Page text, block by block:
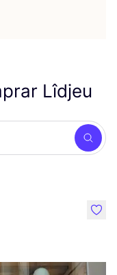
Lîdjeu
like